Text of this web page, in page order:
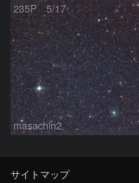
235P 5/17
masachin2
サイトマップ